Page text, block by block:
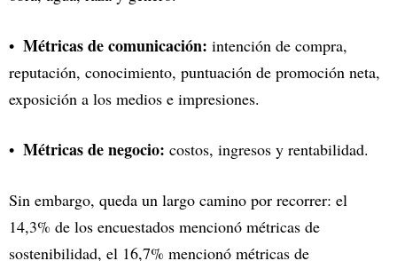
Métricas de comunicación: intención de compra,
reputación, conocimiento, puntuación de promoción neta,
exposición a los medios e impresiones.
Métricas de negocio: costos, ingresos y rentabilidad.
Sin embargo, queda un largo camino por recorrer: el
14,3% de los encuestados mencionó métricas de
sostenibilidad, el 16,7% mencionó métricas de